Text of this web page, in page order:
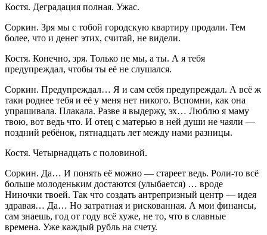
Костя. Деградация полная. Ужас.
Соркин. Зря мы с тобой городскую квартиру продали. Тем
более, что и денег этих, считай, не видели.
Костя. Конечно, зря. Только не мы, а ты. А я тебя
предупреждал, чтобы ты её не слушался.
Соркин. Предупреждал… Я и сам себя предупреждал. А всё ж
таки роднее тебя и её у меня нет никого. Вспомни, как она
упрашивала. Плакала. Разве я выдержу, эх… Люблю я маму
твою, вот ведь что. И отец с матерью в ней души не чаяли —
поздний ребёнок, пятнадцать лет между нами разницы.
Костя. Четырнадцать с половиной.
Соркин. Да… И понять её можно — стареет ведь. Роли-то всё
больше молоденьким достаются (улыбается) … вроде
Ниночки твоей. Так что создать антрепризный центр — идея
здравая… Да… Но затратная и рискованная. А мои финансы,
сам знаешь, год от году всё хуже, не то, что в славные
времена. Уже каждый рубль на счету.